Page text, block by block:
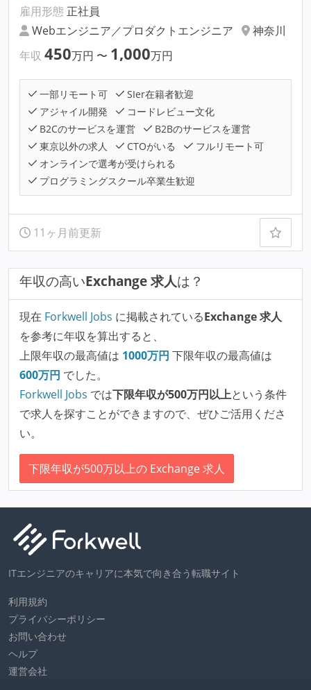
雇用形態 正社員
Webエンジニア／プロダクトエンジニア
神奈川
年収 450万円 〜 1,000万円
一部リモート可
SIer在籍者歓迎
アジャイル開発
コードレビュー文化
B2Cのサービスを運営
B2Bのサービスを運営
東京以外の求人
CTOがいる
フルリモート可
オンラインで選考が受けられる
プログラミングスクール卒業生歓迎
11ヶ月前更新
年収の高いExchange 求人は？
現在 Forkwell Jobs に掲載されているExchange 求人
を参考に年収を算出すると、
上限年収の最高値は 1000万円 下限年収の最高値は
600万円 でした。
Forkwell Jobs では下限年収が500万円以上という条件
で求人を探すことができますので、ぜひご活用くださ
い。
下限年収が500万以上の Exchange 求人
ITエンジニアのキャリアに本気で向き合う転職サイト
利用規約
プライバシーポリシー
お問い合わせ
ヘルプ
運営会社